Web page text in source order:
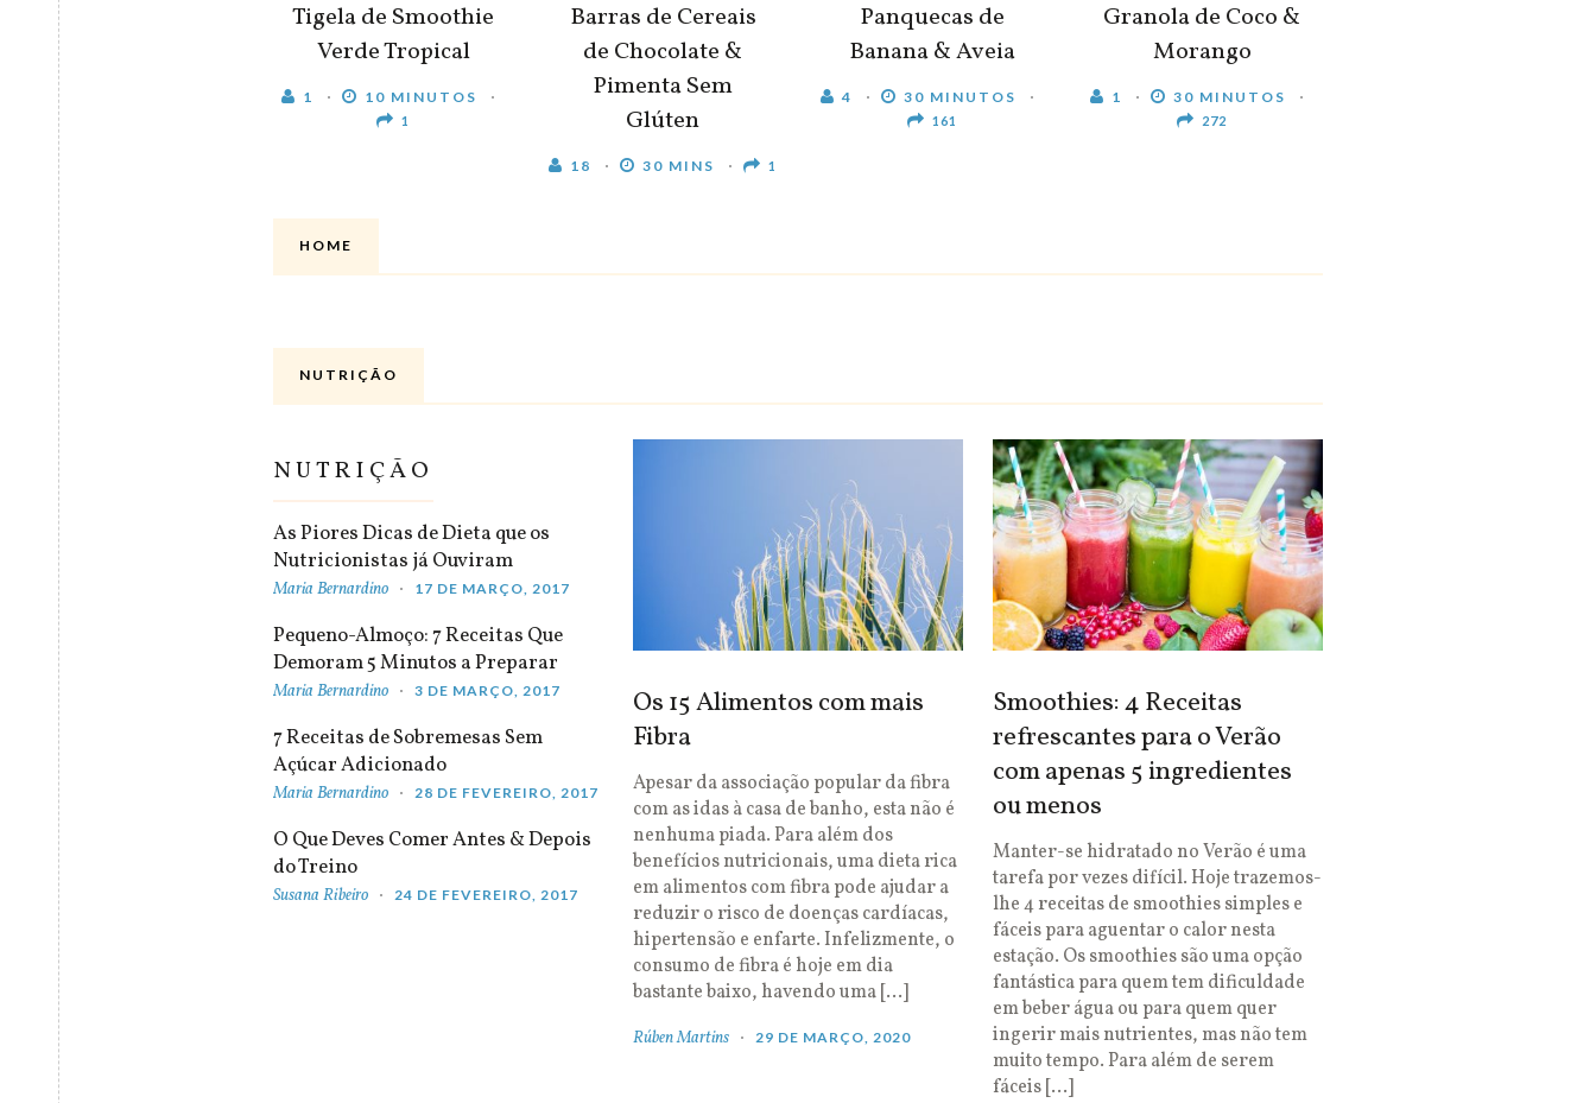
Tigela de Smoothie
Verde Tropical
1 10 MINUTOS
1
Barras de Cereais
de Chocolate &
Pimenta Sem
Glúten
18 30 MINS 1
Panquecas de
Banana & Aveia
4 30 MINUTOS
161
Granola de Coco &
Morango
1 30 MINUTOS
272
HOME
NUTRIÇÃO
NUTRIÇÃO
As Piores Dicas de Dieta que os
Nutricionistas já Ouviram
Maria Bernardino 17 DE MARÇO, 2017
Pequeno-Almoço: 7 Receitas Que
Demoram 5 Minutos a Preparar
Maria Bernardino 3 DE MARÇO, 2017
7 Receitas de Sobremesas Sem
Açúcar Adicionado
Maria Bernardino 28 DE FEVEREIRO, 2017
O Que Deves Comer Antes & Depois
do Treino
Susana Ribeiro 24 DE FEVEREIRO, 2017
Os 15 Alimentos com mais
Fibra
Apesar da associação popular da fibra
com as idas à casa de banho, esta não é
nenhuma piada. Para além dos
benefícios nutricionais, uma dieta rica
em alimentos com fibra pode ajudar a
reduzir o risco de doenças cardíacas,
hipertensão e enfarte. Infelizmente, o
consumo de fibra é hoje em dia
bastante baixo, havendo uma […]
Rúben Martins 29 DE MARÇO, 2020
Smoothies: 4 Receitas
refrescantes para o Verão
com apenas 5 ingredientes
ou menos
Manter-se hidratado no Verão é uma
tarefa por vezes difícil. Hoje trazemos-
lhe 4 receitas de smoothies simples e
fáceis para aguentar o calor nesta
estação. Os smoothies são uma opção
fantástica para quem tem dificuldade
em beber água ou para quem quer
ingerir mais nutrientes, mas não tem
muito tempo. Para além de serem
fáceis […]